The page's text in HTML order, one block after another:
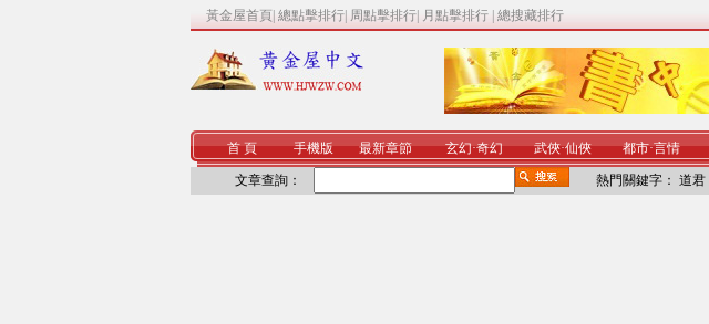
黃金屋首頁 總點擊排行 周點擊排行 月點擊排行 總搜藏排行
首 頁 手機版 最新章節 玄幻·奇幻 武俠·仙俠 都市·言情
文章查詢： 熱門關鍵字： 道君